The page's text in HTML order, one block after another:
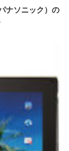
ナソニック）の